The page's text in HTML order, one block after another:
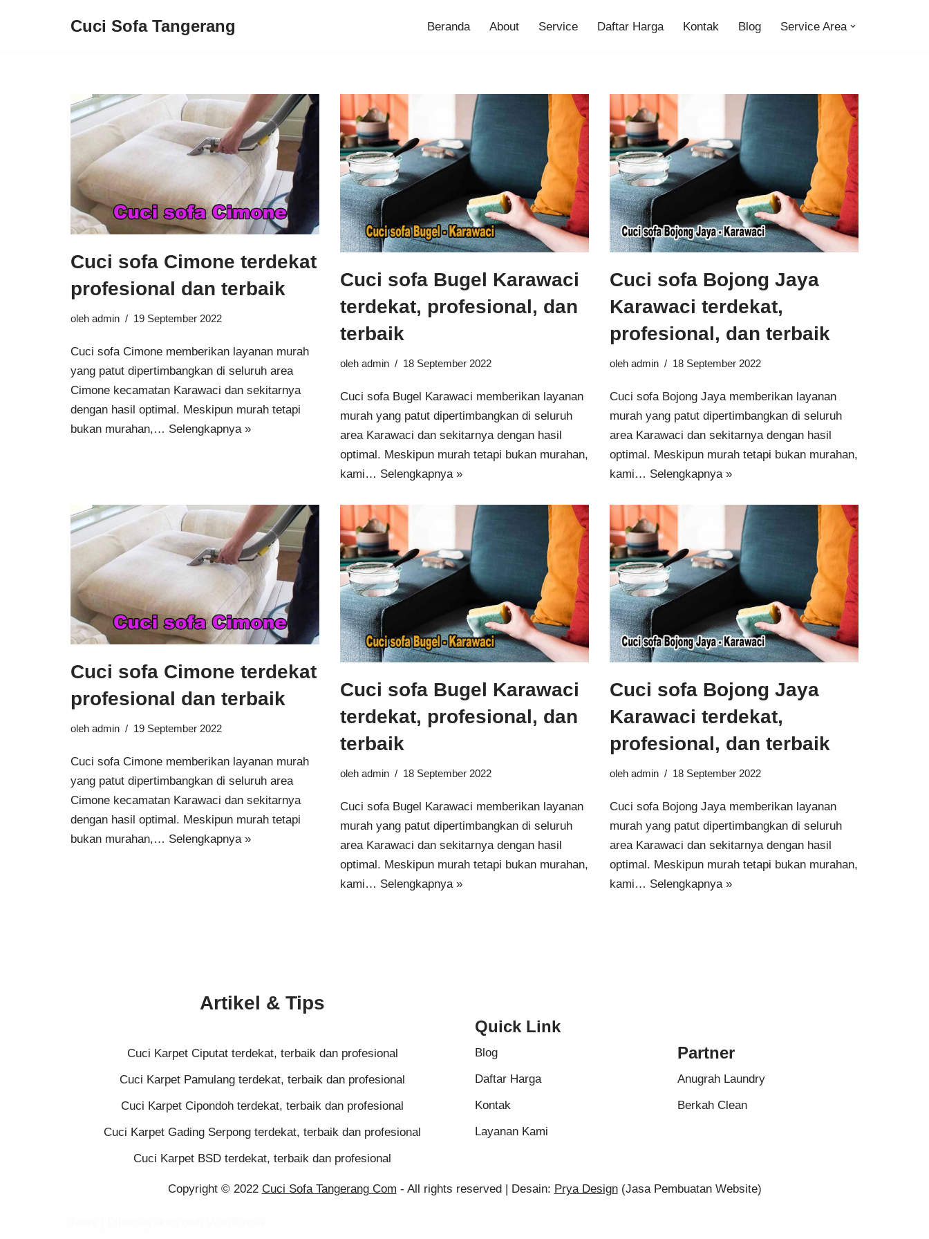
Cuci Sofa Tangerang Beranda About Service Daftar Harga Kontak Blog Service Area
Cuci sofa Cimone terdekat
profesional dan terbaik
oleh admin 19 September 2022
Cuci sofa Cimone memberikan layanan murah
yang patut dipertimbangkan di seluruh area
Cimone kecamatan Karawaci dan sekitarnya
dengan hasil optimal. Meskipun murah tetapi
bukan murahan,… Selengkapnya »
Cuci sofa Bugel Karawaci
terdekat, profesional, dan
terbaik
oleh admin 18 September 2022
Cuci sofa Bugel Karawaci memberikan layanan
murah yang patut dipertimbangkan di seluruh
area Karawaci dan sekitarnya dengan hasil
optimal. Meskipun murah tetapi bukan murahan,
kami… Selengkapnya »
Cuci sofa Bojong Jaya
Karawaci terdekat,
profesional, dan terbaik
oleh admin 18 September 2022
Cuci sofa Bojong Jaya memberikan layanan
murah yang patut dipertimbangkan di seluruh
area Karawaci dan sekitarnya dengan hasil
optimal. Meskipun murah tetapi bukan murahan,
kami… Selengkapnya »
Cuci sofa Cimone terdekat
profesional dan terbaik
oleh admin 19 September 2022
Cuci sofa Cimone memberikan layanan murah
yang patut dipertimbangkan di seluruh area
Cimone kecamatan Karawaci dan sekitarnya
dengan hasil optimal. Meskipun murah tetapi
bukan murahan,… Selengkapnya »
Cuci sofa Bugel Karawaci
terdekat, profesional, dan
terbaik
oleh admin 18 September 2022
Cuci sofa Bugel Karawaci memberikan layanan
murah yang patut dipertimbangkan di seluruh
area Karawaci dan sekitarnya dengan hasil
optimal. Meskipun murah tetapi bukan murahan,
kami… Selengkapnya »
Cuci sofa Bojong Jaya
Karawaci terdekat,
profesional, dan terbaik
oleh admin 18 September 2022
Cuci sofa Bojong Jaya memberikan layanan
murah yang patut dipertimbangkan di seluruh
area Karawaci dan sekitarnya dengan hasil
optimal. Meskipun murah tetapi bukan murahan,
kami… Selengkapnya »
Artikel & Tips
Cuci Karpet Ciputat terdekat, terbaik dan profesional
Cuci Karpet Pamulang terdekat, terbaik dan profesional
Cuci Karpet Cipondoh terdekat, terbaik dan profesional
Cuci Karpet Gading Serpong terdekat, terbaik dan profesional
Cuci Karpet BSD terdekat, terbaik dan profesional
Quick Link
Blog
Daftar Harga
Kontak
Layanan Kami
Partner
Anugrah Laundry
Berkah Clean
Copyright © 2022 Cuci Sofa Tangerang Com - All rights reserved | Desain: Prya Design(Jasa Pembuatan Website)